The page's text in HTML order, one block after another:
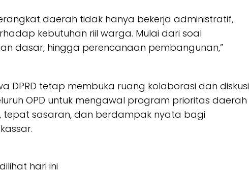
daerah tidak hanya bekerja administratif,
kebutuhan riil warga. Mulai dari soal
dasar, hingga perencanaan pembangunan,”
DPRD tetap membuka ruang kolaborasi dan diskusi
OPD untuk mengawal program prioritas daerah
tepat sasaran, dan berdampak nyata bagi
hari ini